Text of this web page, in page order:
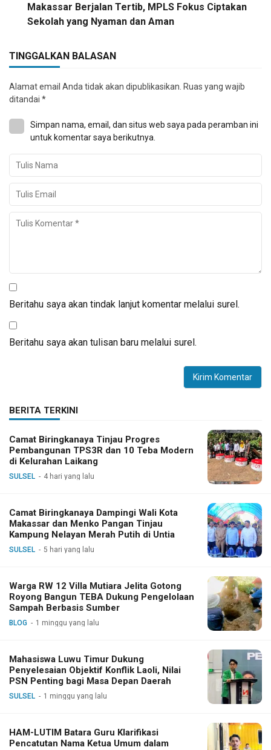
Makassar Berjalan Tertib, MPLS Fokus Ciptakan
Sekolah yang Nyaman dan Aman
TINGGALKAN BALASAN
Alamat email Anda tidak akan dipublikasikan. Ruas yang wajib
ditandai *
Simpan nama, email, dan situs web saya pada peramban ini
untuk komentar saya berikutnya.
Beritahu saya akan tindak lanjut komentar melalui surel.
Beritahu saya akan tulisan baru melalui surel.
BERITA TERKINI
Camat Biringkanaya Tinjau Progres
Pembangunan TPS3R dan 10 Teba Modern
di Kelurahan Laikang
SULSEL 4 hari yang lalu
Camat Biringkanaya Dampingi Wali Kota
Makassar dan Menko Pangan Tinjau
Kampung Nelayan Merah Putih di Untia
SULSEL 5 hari yang lalu
Warga RW 12 Villa Mutiara Jelita Gotong
Royong Bangun TEBA Dukung Pengelolaan
Sampah Berbasis Sumber
BLOG 1 minggu yang lalu
Mahasiswa Luwu Timur Dukung
Penyelesaian Objektif Konflik Laoli, Nilai
PSN Penting bagi Masa Depan Daerah
SULSEL 1 minggu yang lalu
HAM-LUTIM Batara Guru Klarifikasi
Pencatutan Nama Ketua Umum dalam